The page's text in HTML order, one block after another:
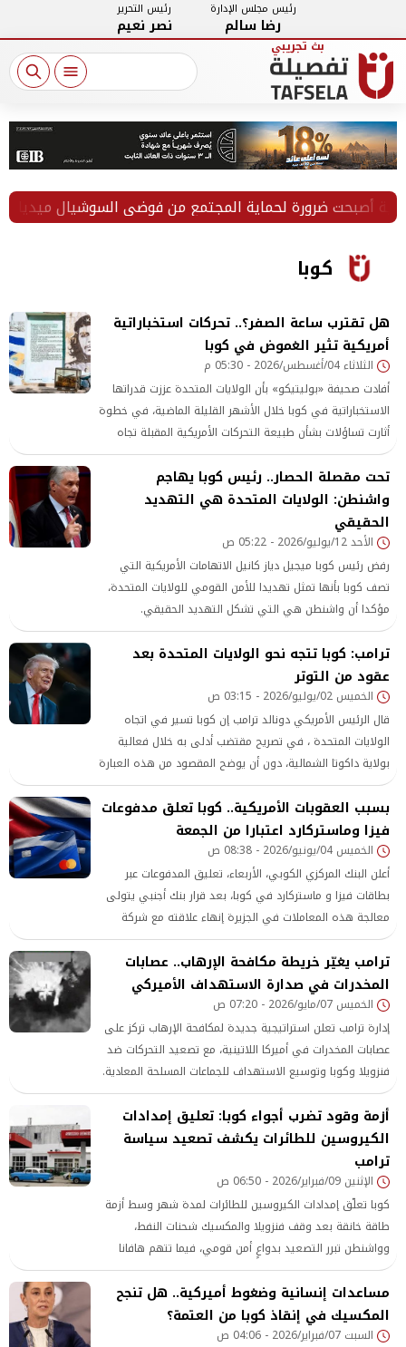
رئيس مجلس الإدارة
رضا سالم
رئيس التحرير
نصر نعيم
أصبحت ضرورة لحماية المجتمع من فوضى السوشيال ميديا
كوبا
هل تقترب ساعة الصفر؟.. تحركات استخباراتية
أمريكية تثير الغموض في كوبا
الثلاثاء 04/أغسطس/2026 - 05:30 م
أفادت صحيفة «بوليتيكو» بأن الولايات المتحدة عززت قدراتها
الاستخباراتية في كوبا خلال الأشهر القليلة الماضية، في خطوة
أثارت تساؤلات بشأن طبيعة التحركات الأمريكية المقبلة تجاه
الجزيرة، نقلًا عن وكالة تاس.
تحت مقصلة الحصار.. رئيس كوبا يهاجم
واشنطن: الولايات المتحدة هي التهديد
الحقيقي
الأحد 12/يوليو/2026 - 05:22 ص
رفض رئيس كوبا ميجيل دياز كانيل الاتهامات الأمريكية التي
تصف كوبا بأنها تمثل تهديدا للأمن القومي للولايات المتحدة،
مؤكدا أن واشنطن هي التي تشكل التهديد الحقيقي.
ترامب: كوبا تتجه نحو الولايات المتحدة بعد
عقود من التوتر
الخميس 02/يوليو/2026 - 03:15 ص
قال الرئيس الأمريكي دونالد ترامب إن كوبا تسير في اتجاه
الولايات المتحدة ، في تصريح مقتضب أدلى به خلال فعالية
بولاية داكوتا الشمالية، دون أن يوضح المقصود من هذه العبارة
أو أبعادها السياسية.
بسبب العقوبات الأمريكية.. كوبا تعلق مدفوعات
فيزا وماستركارد اعتبارا من الجمعة
الخميس 04/يونيو/2026 - 08:38 ص
أعلن البنك المركزي الكوبي، الأربعاء، تعليق المدفوعات عبر
بطاقات فيزا و ماستركارد في كوبا، بعد قرار بنك أجنبي يتولى
معالجة هذه المعاملات في الجزيرة إنهاء علاقته مع شركة
الخدمات المالية الحكومية الكوبية. بحسب ما نقلته وكالة الأنباء
الألمانية.
ترامب يغيّر خريطة مكافحة الإرهاب.. عصابات
المخدرات في صدارة الاستهداف الأميركي
الخميس 07/مايو/2026 - 07:20 ص
إدارة ترامب تعلن استراتيجية جديدة لمكافحة الإرهاب تركز على
عصابات المخدرات في أميركا اللاتينية، مع تصعيد التحركات ضد
فنزويلا وكوبا وتوسيع الاستهداف للجماعات المسلحة المعادية.
أزمة وقود تضرب أجواء كوبا: تعليق إمدادات
الكيروسين للطائرات يكشف تصعيد سياسة
ترامب
الإثنين 09/فبراير/2026 - 06:50 ص
كوبا تعلّق إمدادات الكيروسين للطائرات لمدة شهر وسط أزمة
طاقة خانقة بعد وقف فنزويلا والمكسيك شحنات النفط،
وواشنطن تبرر التصعيد بدواعٍ أمن قومي، فيما تتهم هافانا
ترامب بخنق اقتصادها.
مساعدات إنسانية وضغوط أميركية.. هل تنجح
المكسيك في إنقاذ كوبا من العتمة؟
السبت 07/فبراير/2026 - 04:06 ص